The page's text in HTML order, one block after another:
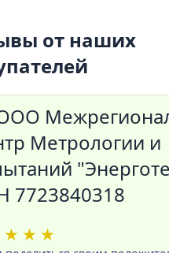
от наших
Метрологии и
7723840318
★ ★ ★